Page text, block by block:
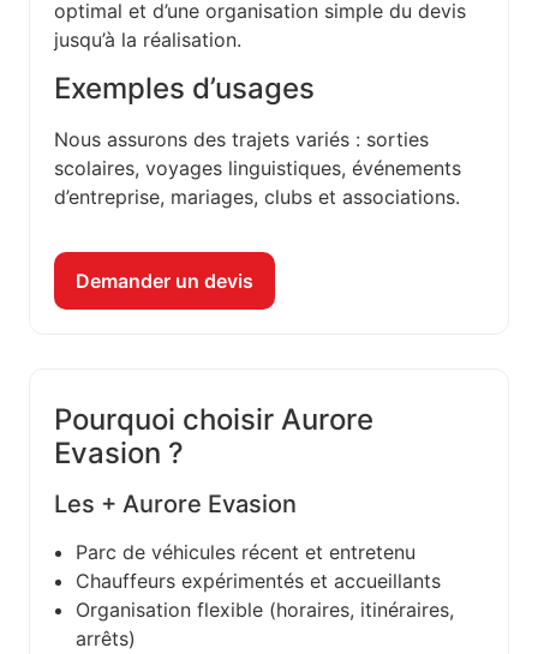
optimal et d’une organisation simple du devis
jusqu’à la réalisation.
Exemples d’usages
Nous assurons des trajets variés : sorties
scolaires, voyages linguistiques, événements
d’entreprise, mariages, clubs et associations.
Demander un devis
Pourquoi choisir Aurore
Evasion ?
Les + Aurore Evasion
Parc de véhicules récent et entretenu
Chauffeurs expérimentés et accueillants
Organisation flexible (horaires, itinéraires,
arrêts)